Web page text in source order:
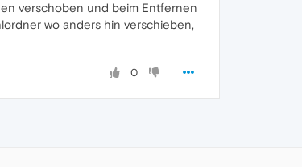
verschoben und beim Entfernen
wo anders hin verschieben,
0